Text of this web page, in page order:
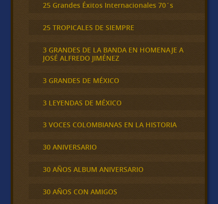
25 Grandes Éxitos Internacionales 70´s
25 TROPICALES DE SIEMPRE
3 GRANDES DE LA BANDA EN HOMENAJE A
JOSÉ ALFREDO JIMÉNEZ
3 GRANDES DE MÉXICO
3 LEYENDAS DE MÉXICO
3 VOCES COLOMBIANAS EN LA HISTORIA
30 ANIVERSARIO
30 AÑOS ALBUM ANIVERSARIO
30 AÑOS CON AMIGOS